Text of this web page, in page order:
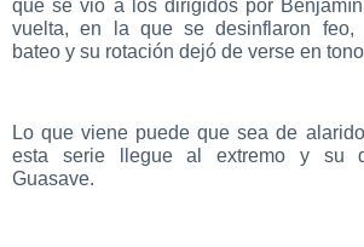
que se vio a los dirigidos por
vuelta, en la que se desinflaron feo,
bateo y su rotación dejó de verse en
Lo que viene puede que sea de
esta serie llegue al extremo y su
Guasave.